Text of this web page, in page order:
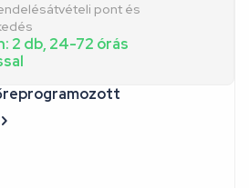
pont és
2 db, 24-72 órás